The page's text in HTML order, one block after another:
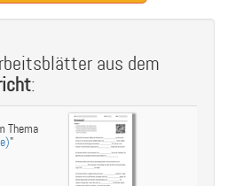
aus dem
:
Thema
"